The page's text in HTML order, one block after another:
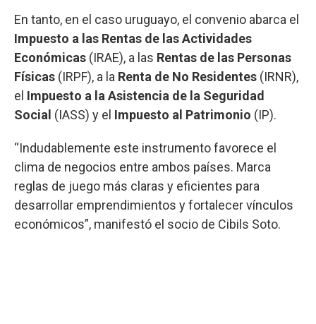
En tanto, en el caso uruguayo, el convenio abarca el
Impuesto a las Rentas de las Actividades
Económicas (IRAE), a las Rentas de las Personas
Físicas (IRPF), a la Renta de No Residentes (IRNR),
el Impuesto a la Asistencia de la Seguridad
Social (IASS) y el Impuesto al Patrimonio (IP).
“Indudablemente este instrumento favorece el
clima de negocios entre ambos países. Marca
reglas de juego más claras y eficientes para
desarrollar emprendimientos y fortalecer vínculos
económicos”, manifestó el socio de Cibils Soto.